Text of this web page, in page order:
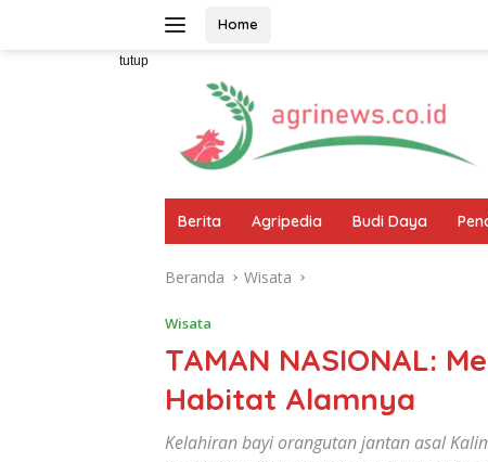
Home
tutup
Berita Agripedia Budi Daya
Beranda Wisata
Wisata
TAMAN NASIONAL:
Habitat Alamnya
Kelahiran bayi orangutan jantan asal